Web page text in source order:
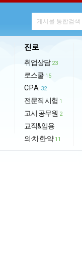
진로
취업상담 23
로스쿨 15
CPA 32
전문직 시험 1
고시·공무원 2
교직&임용
의·치·한·약 11